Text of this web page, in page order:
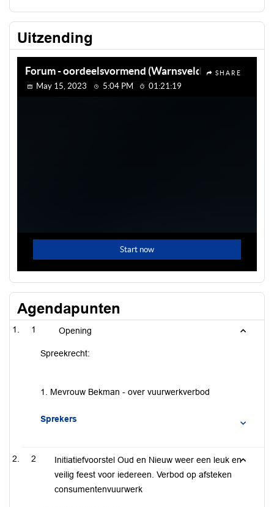
Uitzending
Agendapunten
1 Opening
Spreekrecht:
1. Mevrouw Bekman - over vuurwerkverbod
Sprekers
2
Initiatiefvoorstel Oud en Nieuw weer een leuk en
veilig feest voor iedereen. Verbod op afsteken
consumentenvuurwerk